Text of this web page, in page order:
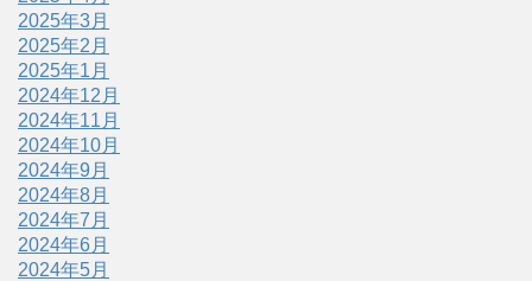
2025年3月
2025年2月
2025年1月
2024年12月
2024年11月
2024年10月
2024年9月
2024年8月
2024年7月
2024年6月
2024年5月